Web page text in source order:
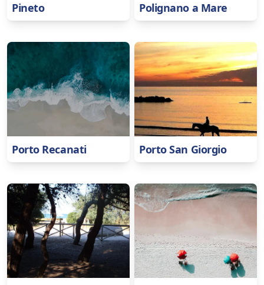
Pineto Polignano a Mare
Porto Recanati Porto San Giorgio